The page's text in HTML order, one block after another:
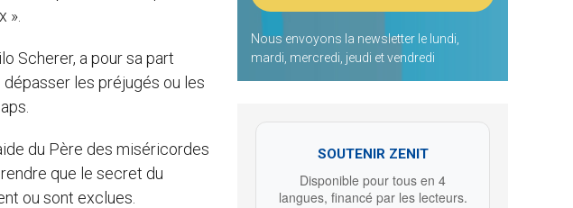
».
Scherer, a pour sa part
les préjugés ou les
du Père des miséricordes
que le secret du
ou sont exclues.
Nous envoyons la newsletter le lundi,
mardi, mercredi, jeudi et vendredi
SOUTENIR ZENIT
Disponible pour tous en 4
langues, financé par les lecteurs.